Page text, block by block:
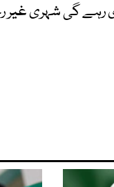
رہے گی شہری